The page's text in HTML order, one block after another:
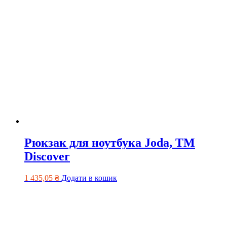
Рюкзак для ноутбука Joda, TM
Discover
1 435,05 ₴ Додати в кошик